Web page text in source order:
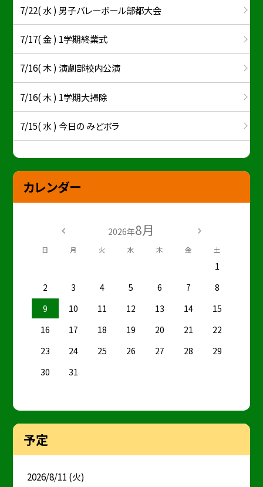
7/22( 水 ) 男子バレーボール部都大会
7/17( 金 ) 1学期終業式
7/16( 木 ) 演劇部校内公演
7/16( 木 ) 1学期大掃除
7/15( 水 ) 今日の みどボラ
カレンダー
2026年8月
日 月 火 水 木 金 土
1
2
3 4 5 6 7
8
9
10 11 12 13 14
15
16
17 18 19 20 21
22
23
24 25 26 27 28
29
30
31
予定
2026/8/11 (火)